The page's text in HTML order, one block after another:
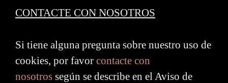
CONTACTE CON NOSOTROS
Si tiene alguna pregunta sobre nuestro uso de
cookies, por favor contacte con
nosotros según se describe en el Aviso de